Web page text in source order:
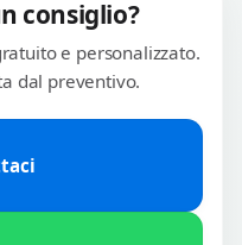
consiglio?
e personalizzato.
dal preventivo.